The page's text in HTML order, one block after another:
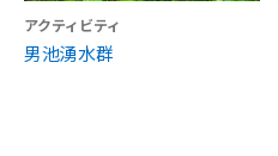
アクティビティ
男池湧水群